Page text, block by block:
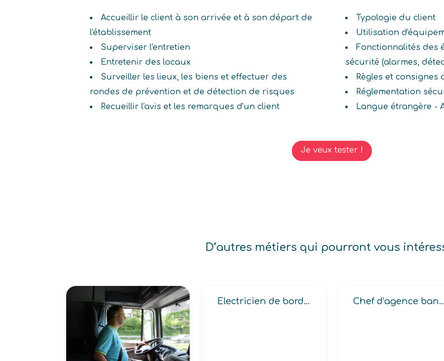
Accueillir le client à son arrivée et à son départ de
l'établissement
Superviser l'entretien
Entretenir des locaux
Surveiller les lieux, les biens et effectuer des
rondes de prévention et de détection de risques
Recueillir l'avis et les remarques d'un client
Typologie du client
Utilisation
Fonctionnalités des
sécurité (alarmes,
Règles et consignes
Réglementation
Langue étrangère -
Je veux tester !
D’autres métiers qui pourront vous
Electricien de bord embarqué Chef d’agence bancaire